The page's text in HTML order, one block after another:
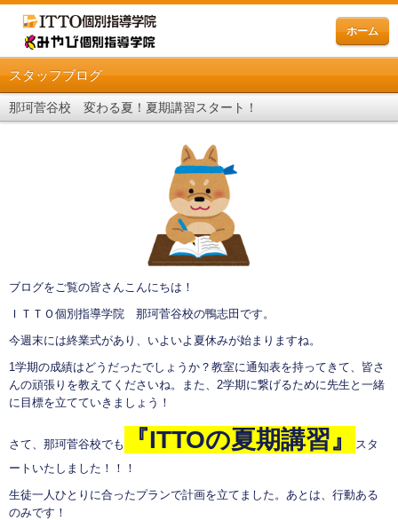
ホーム
スタッフブログ
那珂菅谷校 変わる夏！夏期講習スタート！
ブログをご覧の皆さんこんにちは！
ＩＴＴＯ個別指導学院 那珂菅谷校の鴨志田です。
今週末には終業式があり、いよいよ夏休みが始まりますね。
1学期の成績はどうだったでしょうか？教室に通知表を持ってきて、皆さ
んの頑張りを教えてくださいね。また、2学期に繋げるために先生と一緒
に目標を立てていきましょう！
さて、那珂菅谷校でも 『ITTOの夏期講習』
スタ
ートいたしました！！！
生徒一人ひとりに合ったプランで計画を立てました。あとは、行動ある
のみです！